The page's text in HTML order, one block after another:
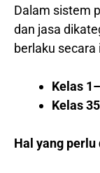
Dalam sistem
dan jasa
berlaku
Kelas
Kelas
Hal yang